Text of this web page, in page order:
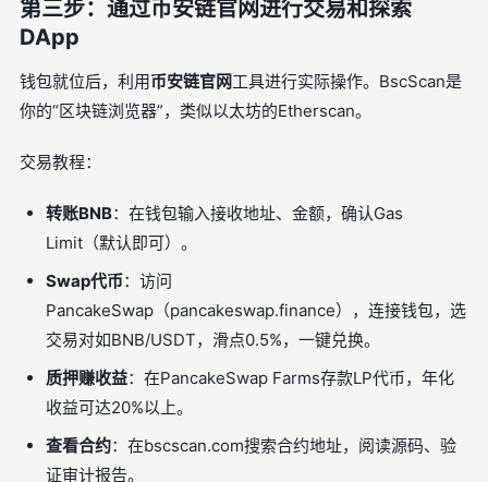
第三步：通过币安链官网进行交易和探索
DApp
钱包就位后，利用币安链官网工具进行实际操作。BscScan是
你的“区块链浏览器”，类似以太坊的Etherscan。
交易教程：
转账BNB：在钱包输入接收地址、金额，确认Gas
Limit（默认即可）。
Swap代币：访问
PancakeSwap（pancakeswap.finance），连接钱包，选
交易对如BNB/USDT，滑点0.5%，一键兑换。
质押赚收益：在PancakeSwap Farms存款LP代币，年化
收益可达20%以上。
查看合约：在bscscan.com搜索合约地址，阅读源码、验
证审计报告。